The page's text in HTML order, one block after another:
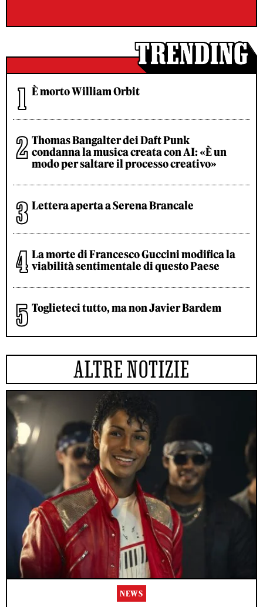
È morto William Orbit
Thomas Bangalter dei Daft Punk
condanna la musica creata con AI: «È un
modo per saltare il processo creativo»
Lettera aperta a Serena Brancale
La morte di Francesco Guccini modifica la
viabilità sentimentale di questo Paese
Toglieteci tutto, ma non Javier Bardem
ALTRE NOTIZIE
NEWS